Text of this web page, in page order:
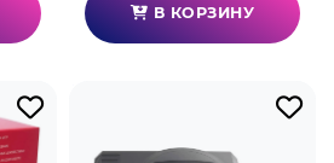
В КОРЗИНУ